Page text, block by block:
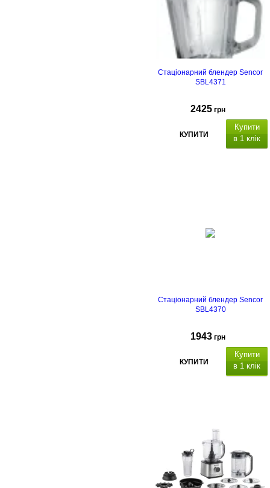
Стаціонарний блендер Sencor
SBL4371
2425 грн
КУПИТИ
Купити
в 1 клік
Стаціонарний блендер Sencor
SBL4370
1943 грн
КУПИТИ
Купити
в 1 клік